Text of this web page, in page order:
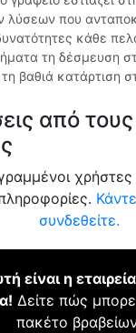
λύσεων που
κάθε
τη δέσμευση
βαθιά κατάρτιση
από
συνδεθείτε.
είναι η
Δείτε πώς
πακέτο